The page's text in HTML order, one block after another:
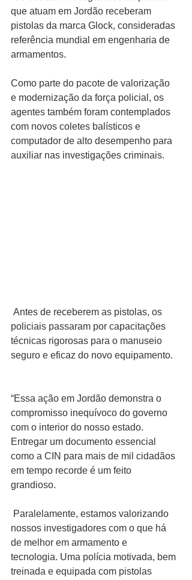
que atuam em Jordão receberam
pistolas da marca Glock, consideradas
referência mundial em engenharia de
armamentos.
Como parte do pacote de valorização
e modernização da força policial, os
agentes também foram contemplados
com novos coletes balísticos e
computador de alto desempenho para
auxiliar nas investigações criminais.
policiais passaram por capacitações
técnicas rigorosas para o manuseio
seguro e eficaz do novo equipamento.
“Essa ação em Jordão demonstra o
compromisso inequívoco do governo
com o interior do nosso estado.
Entregar um documento essencial
como a CIN para mais de mil cidadãos
em tempo recorde é um feito
grandioso.
nossos investigadores com o que há
de melhor em armamento e
tecnologia. Uma polícia motivada, bem
treinada e equipada com pistolas